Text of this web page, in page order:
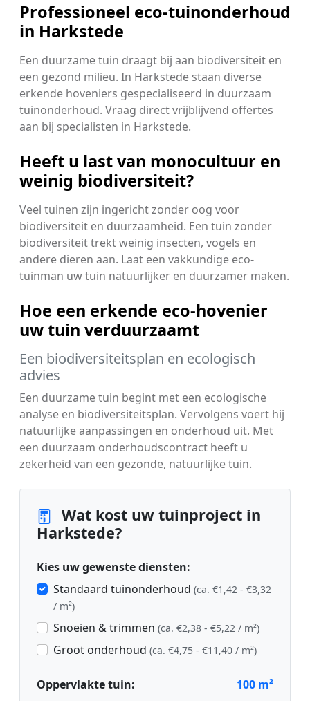
Professioneel eco-tuinonderhoud
in Harkstede
Een duurzame tuin draagt bij aan biodiversiteit en
een gezond milieu. In Harkstede staan diverse
erkende hoveniers gespecialiseerd in duurzaam
tuinonderhoud. Vraag direct vrijblijvend offertes
aan bij specialisten in Harkstede.
Heeft u last van monocultuur en
weinig biodiversiteit?
Veel tuinen zijn ingericht zonder oog voor
biodiversiteit en duurzaamheid. Een tuin zonder
biodiversiteit trekt weinig insecten, vogels en
andere dieren aan. Laat een vakkundige eco-
tuinman uw tuin natuurlijker en duurzamer maken.
Hoe een erkende eco-hovenier
uw tuin verduurzaamt
Een biodiversiteitsplan en ecologisch
advies
Een duurzame tuin begint met een ecologische
analyse en biodiversiteitsplan. Vervolgens voert hij
natuurlijke aanpassingen en onderhoud uit. Met
een duurzaam onderhoudscontract heeft u
zekerheid van een gezonde, natuurlijke tuin.
Wat kost uw tuinproject in
Harkstede?
Kies uw gewenste diensten:
Standaard tuinonderhoud (ca. €1,42 - €3,32
/ m²)
Snoeien & trimmen (ca. €2,38 - €5,22 / m²)
Groot onderhoud (ca. €4,75 - €11,40 / m²)
Oppervlakte tuin: 100 m²